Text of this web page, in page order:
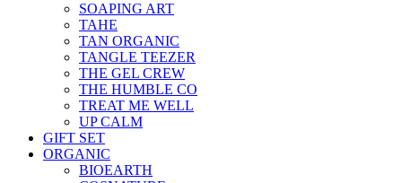
SOAPING ART
TAHE
TAN ORGANIC
TANGLE TEEZER
THE GEL CREW
THE HUMBLE CO
TREAT ME WELL
UP CALM
GIFT SET
ORGANIC
BIOEARTH